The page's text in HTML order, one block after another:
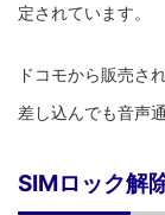
定されています。
ドコモから販売さ
差し込んでも音声
SIMロック解